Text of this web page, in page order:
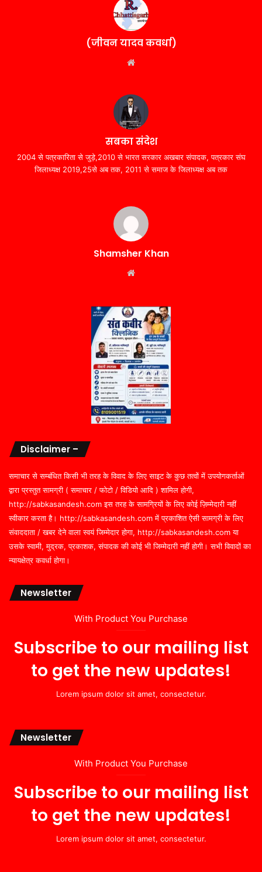
(जीवन यादव कवर्धा)
सबका संदेश
2004 से पत्रकारिता से जुड़े,2010 से भारत सरकार अखबार संपादक, पत्रकार संघ
जिलाध्यक्ष 2019,25से अब तक, 2011 से समाज के जिलाध्यक्ष अब तक
Shamsher Khan
Disclaimer –
समाचार से सम्बंधित किसी भी तरह के विवाद के लिए साइट के कुछ तत्वों में उपयोगकर्ताओं
द्वारा प्रस्तुत सामग्री ( समाचार / फोटो / विडियो आदि ) शामिल होगी,
http://sabkasandesh.com इस तरह के सामग्रियों के लिए कोई ज़िम्मेदारी नहीं
स्वीकार करता है। http://sabkasandesh.com में प्रकाशित ऐसी सामग्री के लिए
संवाददाता / खबर देने वाला स्वयं जिम्मेदार होगा, http://sabkasandesh.com या
उसके स्वामी, मुद्रक, प्रकाशक, संपादक की कोई भी जिम्मेदारी नहीं होगी। सभी विवादों का
न्यायक्षेत्र कवर्धा होगा।
Newsletter
With Product You Purchase
Subscribe to our mailing list
to get the new updates!
Lorem ipsum dolor sit amet, consectetur.
Newsletter
With Product You Purchase
Subscribe to our mailing list
to get the new updates!
Lorem ipsum dolor sit amet, consectetur.